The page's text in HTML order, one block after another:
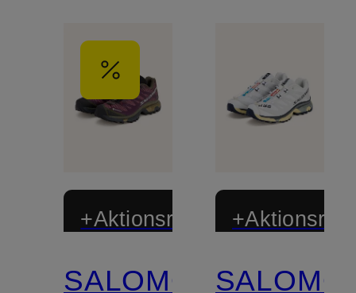
+Aktionsrabatt
SALOMON